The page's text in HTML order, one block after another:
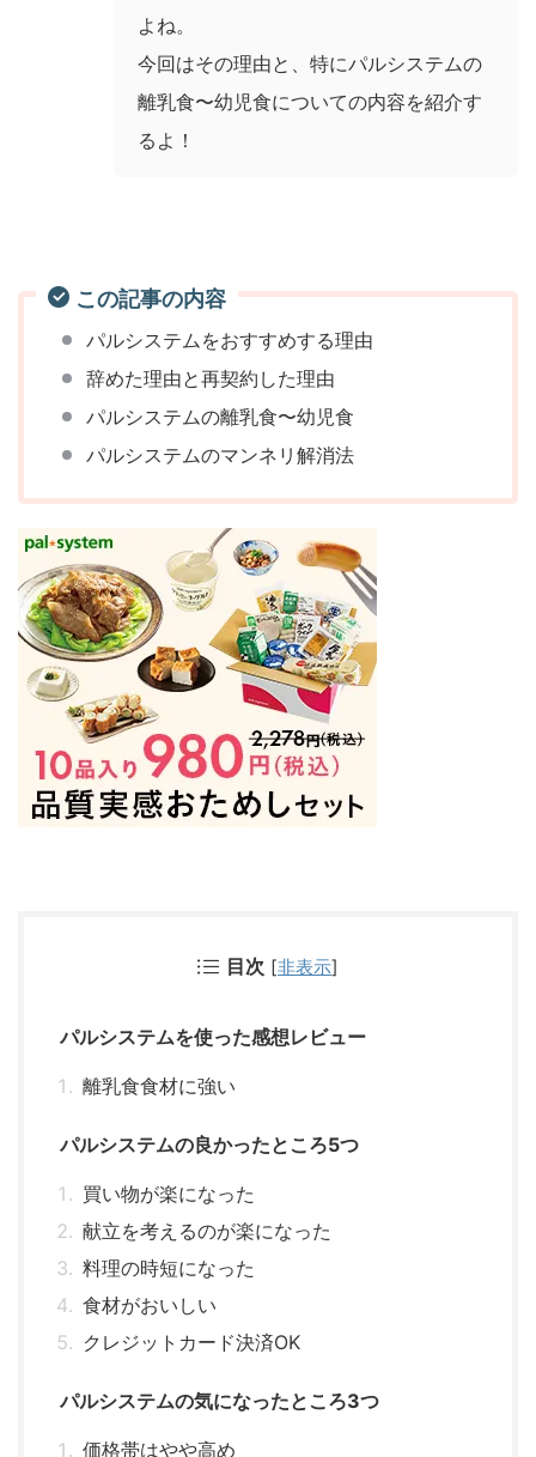
よね。
今回はその理由と、特にパルシステムの
離乳食〜幼児食についての内容を紹介す
るよ！
この記事の内容
パルシステムをおすすめする理由
辞めた理由と再契約した理由
パルシステムの離乳食〜幼児食
パルシステムのマンネリ解消法
目次 [非表示]
パルシステムを使った感想レビュー
離乳食食材に強い
パルシステムの良かったところ5つ
買い物が楽になった
献立を考えるのが楽になった
料理の時短になった
食材がおいしい
クレジットカード決済OK
パルシステムの気になったところ3つ
価格帯はやや高め